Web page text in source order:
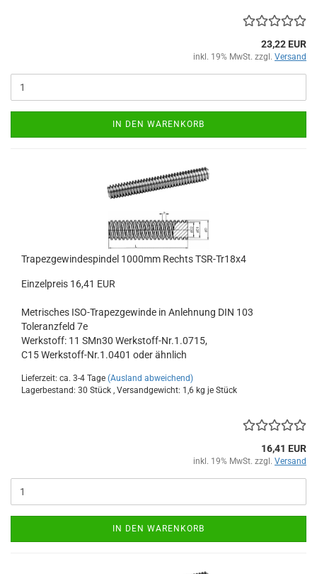
23,22 EUR
inkl. 19% MwSt. zzgl. Versand
IN DEN WARENKORB
Trapezgewindespindel 1000mm Rechts TSR-Tr18x4
Einzelpreis 16,41 EUR
Metrisches ISO-Trapezgewinde in Anlehnung DIN 103
Toleranzfeld 7e
Werkstoff: 11 SMn30 Werkstoff-Nr.1.0715,
C15 Werkstoff-Nr.1.0401 oder ähnlich
Lieferzeit: ca. 3-4 Tage (Ausland abweichend)
Lagerbestand: 30 Stück , Versandgewicht: 1,6 kg je Stück
16,41 EUR
inkl. 19% MwSt. zzgl. Versand
IN DEN WARENKORB